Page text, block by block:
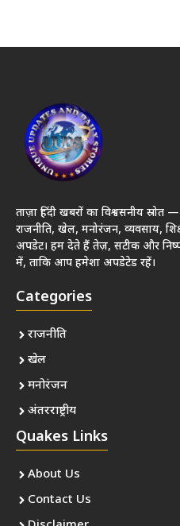
ताज़ा हिंदी खबरों का विश्वसनीय स्रोत —
राजनीति, खेल, मनोरंजन, व्यवसाय,
अपडेट। हम देते हैं तेज़, सटीक और
में, ताकि आप हमेशा अपडेटेड रहें।
Categories
राजनीति
खेल
मनोरंजन
अंतरराष्ट्रीय
Quakes Links
About Us
Contact Us